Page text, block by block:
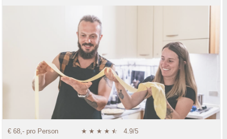
€ 68,- pro Person ★ ★ ★ ★ ★
☆ 4.9/5